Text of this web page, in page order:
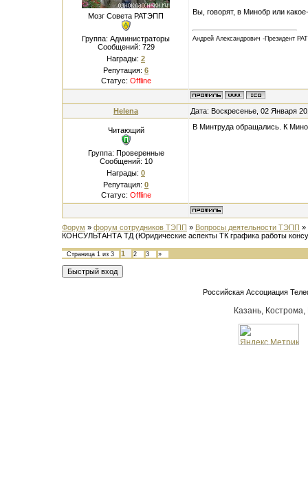
Мозг Совета РАТЭПП
Группа: Администраторы
Сообщений: 729
Награды: 2
Репутация: 6
Статус: Offline
Вы, говорят, в Минобр или
Андрей Александрович -Президент
Helena Дата: Воскресенье, 02 Января
Читающий
Группа: Проверенные
Сообщений: 10
Награды: 0
Репутация: 0
Статус: Offline
В Минтруда обращались. К
Форум » форум сотрудников ТЭПП » Вопросы деятельности ТЭПП »
КОНСУЛЬТАНТА ТД (Юридические аспекты ТК графика работы
Страница 1 из 3 1 2 3 »
Российская Ассоциация
Казань,